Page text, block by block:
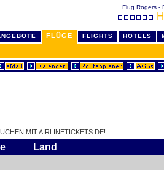
Flug Rogers -
FLÜGE FLIGHTS HOTELS
MIT AIRLINETICKETS.DE!
Land